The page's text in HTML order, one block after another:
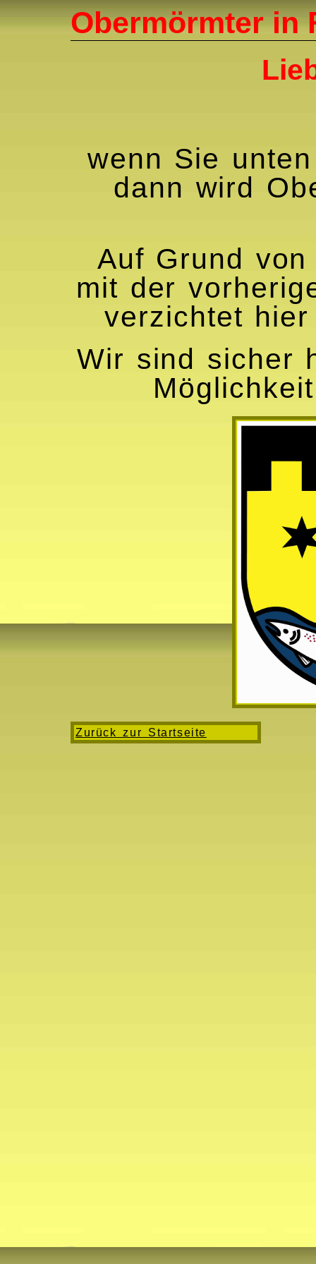
Obermörmter in
wenn Sie
dann wird
Auf Grund
mit der
verzichtet
Wir sind sicher
Zurück zur Startseite